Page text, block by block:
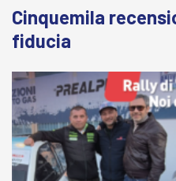
Cinquemila
fiducia